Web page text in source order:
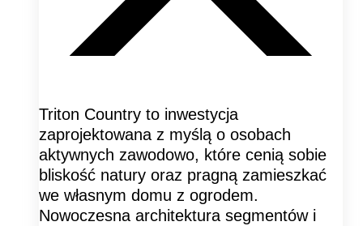
Triton Country to inwestycja
zaprojektowana z myślą o osobach
aktywnych zawodowo, które cenią sobie
bliskość natury oraz pragną zamieszkać
we własnym domu z ogrodem.
Nowoczesna architektura segmentów i